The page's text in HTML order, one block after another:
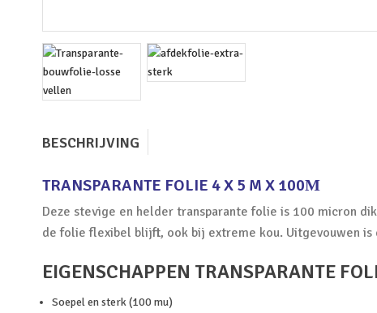
BESCHRIJVING
TRANSPARANTE FOLIE 4 X 5 M X 100Μ
Deze stevige en helder transparante folie is 100 micron
de folie flexibel blijft, ook bij extreme kou. Uitgevouwen
EIGENSCHAPPEN TRANSPARANTE
Soepel en sterk (100 mu)